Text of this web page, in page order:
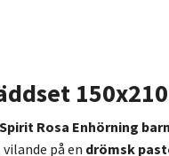
Spirit Rosa Enhörning
vilande på en drömsk